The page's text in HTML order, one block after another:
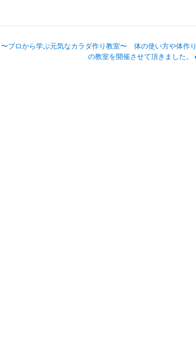
〜プロから学ぶ元気なカラダ作り教室〜 体の使い方や体作り
の教室を開催させて頂きました。